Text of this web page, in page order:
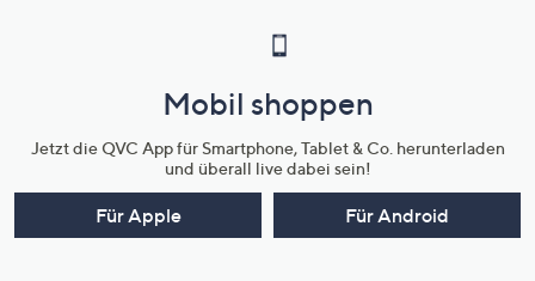
Mobil shoppen
Jetzt die QVC App für Smartphone, Tablet & Co. herunterladen
und überall live dabei sein!
Für Apple Für Android